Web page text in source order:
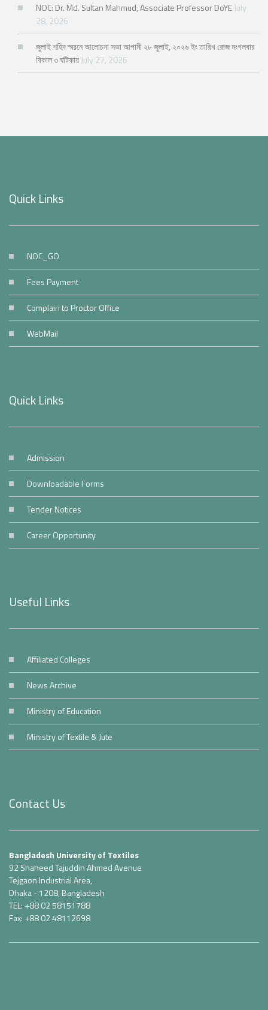
NOC: Dr. Md. Sultan Mahmud, Associate Professor DoYE July
28, 2026
জুলাই শহিদ স্মরনে আলোচনা সভা আগামী ২৮ জুলাই, ২০২৬ ইং তারিখ রোজ মংগলবার
বিকাল ৩ ঘটিকায় July 27, 2026
Quick Links
NOC_GO
Fees Payment
Complain to Proctor Office
WebMail
Quick Links
Admission
Downloadable Forms
Tender Notices
Career Opportunity
Useful Links
Affiliated Colleges
News Archive
Ministry of Education
Ministry of Textile & Jute
Contact Us
Bangladesh University of Textiles
92 Shaheed Tajuddin Ahmed Avenue
Tejgaon Industrial Area,
Dhaka - 1208, Bangladesh
TEL: +88 02 58151788
Fax: +88 02 48112698